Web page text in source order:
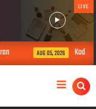
LIVE
AUG 05, 2026 Kodim Wonogiri